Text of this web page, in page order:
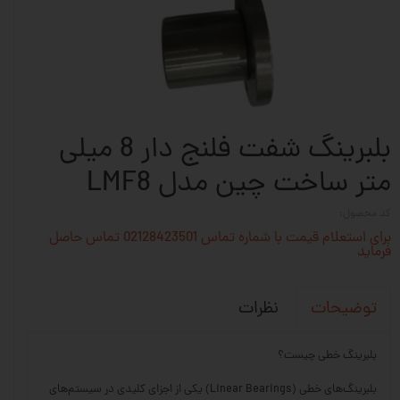
بلبرینگ شفت فلنج دار 8 میلی
متر ساخت چین مدل LMF8
برای استعلام قیمت با شماره تماس 02128423501 تماس حاصل
فرماید
توضیحات نظرات
بلبرینگ خطی چیست؟
بلبرینگ‌های خطی (Linear Bearings) یکی از اجزای کلیدی در سیستم‌های